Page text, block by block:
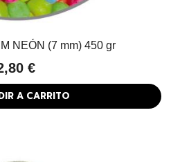
NEÓN (7 mm) 450 gr
€
A CARRITO